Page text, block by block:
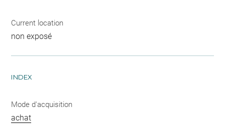
Current location
non exposé
INDEX
Mode d'acquisition
achat